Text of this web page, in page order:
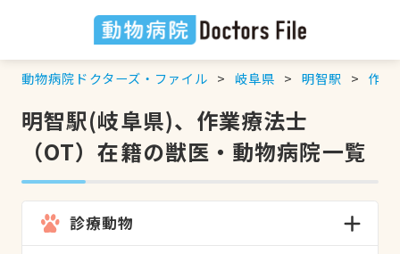
動物病院ドクターズ・ファイル 岐阜県 明智駅 作業
明智駅(岐阜県)、作業療法士
（OT）在籍の獣医・動物病院一覧
診療動物